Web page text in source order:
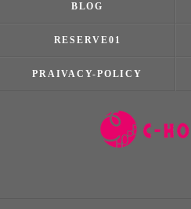
BLOG
RESERVE01
PRAIVACY-POLICY